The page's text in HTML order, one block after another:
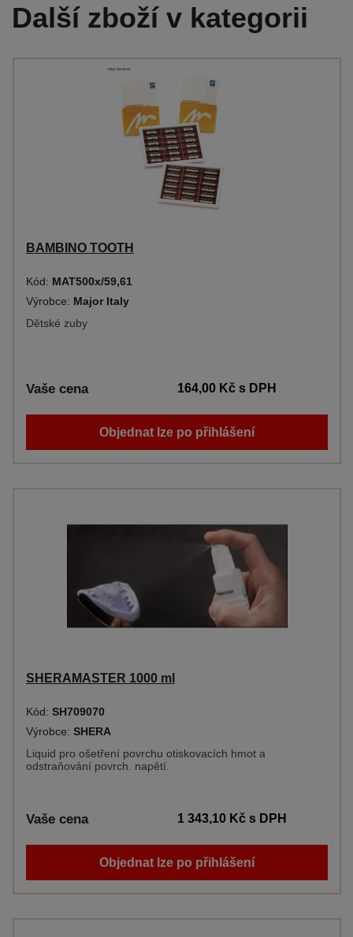
Další zboží v kategorii
BAMBINO TOOTH
Kód: MAT500x/59,61
Výrobce: Major Italy
Dětské zuby
Vaše cena 164,00 Kčs DPH
Objednat lze po přihlášení
SHERAMASTER 1000 ml
Kód: SH709070
Výrobce: SHERA
Liquid pro ošetření povrchu otiskovacích hmot a
odstraňování povrch. napětí.
Vaše cena 1 343,10 Kčs DPH
Objednat lze po přihlášení